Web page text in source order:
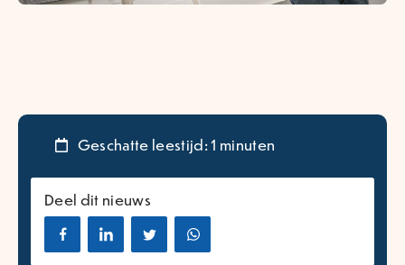
Geschatte leestijd: 1 minuten
Deel dit nieuws